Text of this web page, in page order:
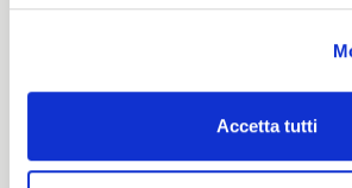
Accetta tutti
Caratteristiche e